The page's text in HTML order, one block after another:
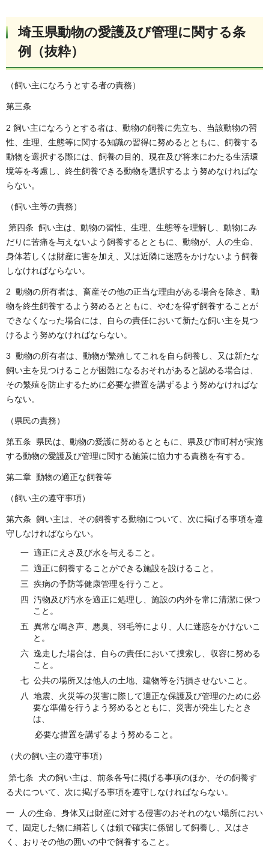
埼玉県動物の愛護及び管理に関する条
例（抜粋）
（飼い主になろうとする者の責務）
第三条
2 飼い主になろうとする者は、動物の飼養に先立ち、当該動物の習
性、生理、生態等に関する知識の習得に努めるとともに、飼養する
動物を選択する際には、飼養の目的、現在及び将来にわたる生活環
境等を考慮し、終生飼養できる動物を選択するよう努めなければな
らない。
（飼い主等の責務）
第四条 飼い主は、動物の習性、生理、生態等を理解し、動物にみ
だりに苦痛を与えないよう飼養するとともに、動物が、人の生命、
身体若しくは財産に害を加え、又は近隣に迷惑をかけないよう飼養
しなければならない。
2 動物の所有者は、畜産その他の正当な理由がある場合を除き、動
物を終生飼養するよう努めるとともに、やむを得ず飼養することが
できなくなった場合には、自らの責任において新たな飼い主を見つ
けるよう努めなければならない。
3 動物の所有者は、動物が繁殖してこれを自ら飼養し、又は新たな
飼い主を見つけることが困難になるおそれがあると認める場合は、
その繁殖を防止するために必要な措置を講ずるよう努めなければな
らない。
（県民の責務）
第五条 県民は、動物の愛護に努めるとともに、県及び市町村が実施
する動物の愛護及び管理に関する施策に協力する責務を有する。
第二章 動物の適正な飼養等
（飼い主の遵守事項）
第六条 飼い主は、その飼養する動物について、次に掲げる事項を遵
守しなければならない。
一 適正にえさ及び水を与えること。
二 適正に飼養することができる施設を設けること。
三 疾病の予防等健康管理を行うこと。
四 汚物及び汚水を適正に処理し、施設の内外を常に清潔に保つ
こと。
五 異常な鳴き声、悪臭、羽毛等により、人に迷惑をかけないこ
と。
六 逸走した場合は、自らの責任において捜索し、収容に努める
こと。
七 公共の場所又は他人の土地、建物等を汚損させないこと。
八 地震、火災等の災害に際して適正な保護及び管理のために必
要な準備を行うよう努めるとともに、災害が発生したとき
は、
必要な措置を講ずるよう努めること。
（犬の飼い主の遵守事項）
第七条 犬の飼い主は、前条各号に掲げる事項のほか、その飼養す
る犬について、次に掲げる事項を遵守しなければならない。
一 人の生命、身体又は財産に対する侵害のおそれのない場所におい
て、固定した物に綱若しくは鎖で確実に係留して飼養し、又はさ
く、おりその他の囲いの中で飼養すること。